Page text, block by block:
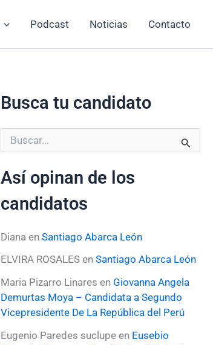
Podcast Noticias Contacto
Busca tu candidato
u
c
r
r
Así opinan de los
candidatos
Diana en Santiago Abarca León
ELVIRA ROSALESen Santiago Abarca León
Maria Pizarro Linares en Giovanna Angela
Demurtas Moya – Candidata a Segundo
Vicepresidente De La República del Perú
Eugenio Paredes suclupeen Eusebio